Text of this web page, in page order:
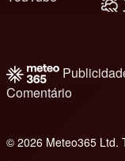
Comentário
© 2026 Meteo365 Ltd.